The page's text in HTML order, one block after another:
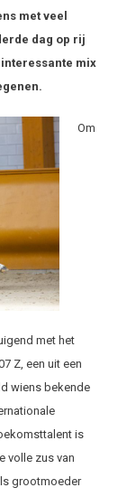
met veel
dag op rij
mix
Om
met het
Z, een uit een
wiens bekende
is
volle zus van
grootmoeder